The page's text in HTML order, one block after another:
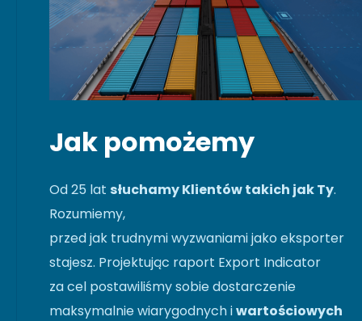
Jak pomożemy
Od 25 lat słuchamy Klientów takich jak Ty.
Rozumiemy,
przed jak trudnymi wyzwaniami jako eksporter
stajesz. Projektując raport Export Indicator
za cel postawiliśmy sobie dostarczenie
maksymalnie wiarygodnych iwartościowych